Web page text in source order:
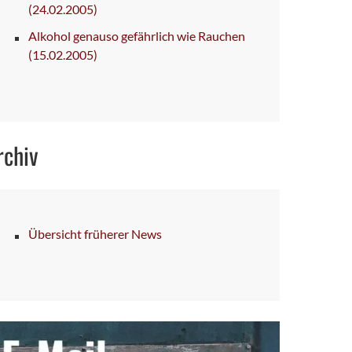
(24.02.2005)
Alkohol genauso gefährlich wie Rauchen
(15.02.2005)
Übersicht früherer News